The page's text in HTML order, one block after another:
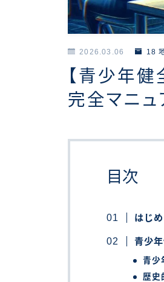
2026.03.06 18
【青少年
完全マニュ
目次
はじ
青少
青少
歴史